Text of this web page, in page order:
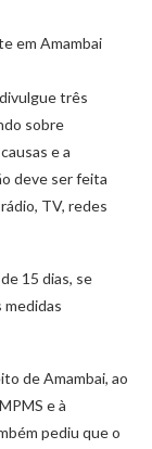
em Amambai
três
sobre
e a
deve ser feita
TV, redes
15 dias, se
medidas
de Amambai, ao
e à
pediu que o